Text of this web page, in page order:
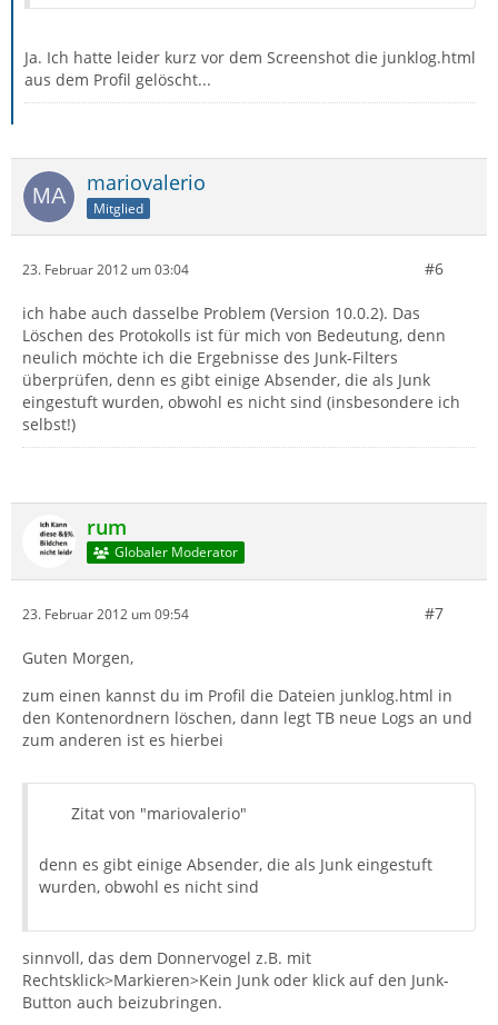
Ja. Ich hatte leider kurz vor dem Screenshot die junklog.html
aus dem Profil gelöscht...
mariovalerio
Mitglied
23. Februar 2012 um 03:04 #6
ich habe auch dasselbe Problem (Version 10.0.2). Das
Löschen des Protokolls ist für mich von Bedeutung, denn
neulich möchte ich die Ergebnisse des Junk-Filters
überprüfen, denn es gibt einige Absender, die als Junk
eingestuft wurden, obwohl es nicht sind (insbesondere ich
selbst!)
rum
Globaler Moderator
23. Februar 2012 um 09:54 #7
Guten Morgen,
zum einen kannst du im Profil die Dateien junklog.html in
den Kontenordnern löschen, dann legt TB neue Logs an und
zum anderen ist es hierbei
Zitat von "mariovalerio"
denn es gibt einige Absender, die als Junk eingestuft
wurden, obwohl es nicht sind
sinnvoll, das dem Donnervogel z.B. mit
Rechtsklick>Markieren>Kein Junk oder klick auf den Junk-
Button auch beizubringen.